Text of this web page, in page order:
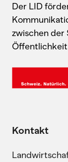
Der LID
zwischen der
Kontakt